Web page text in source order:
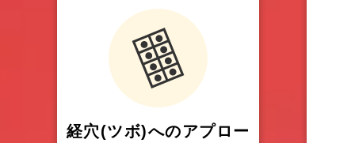
経穴(ツボ)へのアプロー